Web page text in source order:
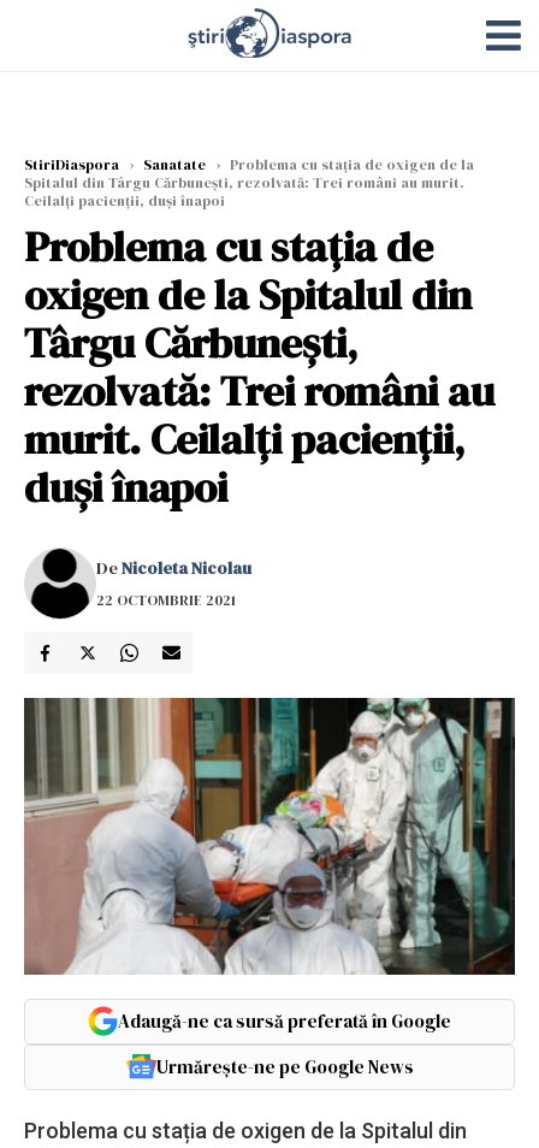
StiriDiaspora › Sanatate › Problema cu stația de oxigen de la
Spitalul din Târgu Cărbunești, rezolvată: Trei români au murit.
Ceilalți pacienții, duși înapoi
Problema cu stația de
oxigen de la Spitalul din
Târgu Cărbunești,
rezolvată: Trei români au
murit. Ceilalți pacienții,
duși înapoi
DeNicoleta Nicolau
22 OCTOMBRIE 2021
Adaugă-ne ca sursă preferată în Google
Urmărește-ne pe Google News
Problema cu stația de oxigen de la Spitalul din